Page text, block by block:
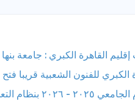
القاهرة الكبري : جامعة
الكبري للفنون الشعبية قريبا
التقدم للالتحاق بالدبلوم العام في التربية